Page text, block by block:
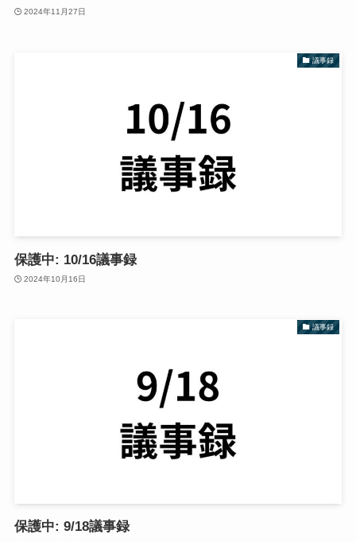
2024年11月27日
議事録
保護中: 10/16議事録
2024年10月16日
議事録
保護中: 9/18議事録